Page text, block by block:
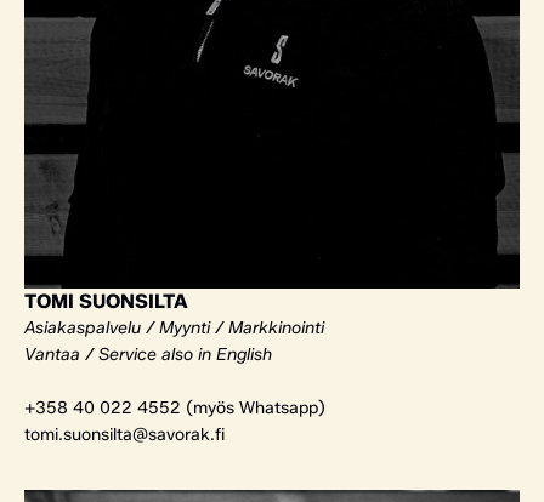
TOMI SUONSILTA
Asiakaspalvelu / Myynti / Markkinointi
Vantaa / Service also in English
+358 40 022 4552 (myös Whatsapp)
tomi.suonsilta@savorak.fi